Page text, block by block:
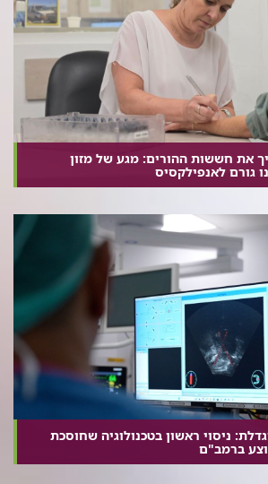
את חששות ההורים: מגע של מזון
גורם לאנפילקסיס
ניסוי ראשון בטכנולוגיה שחוסכת
ברמב"ם